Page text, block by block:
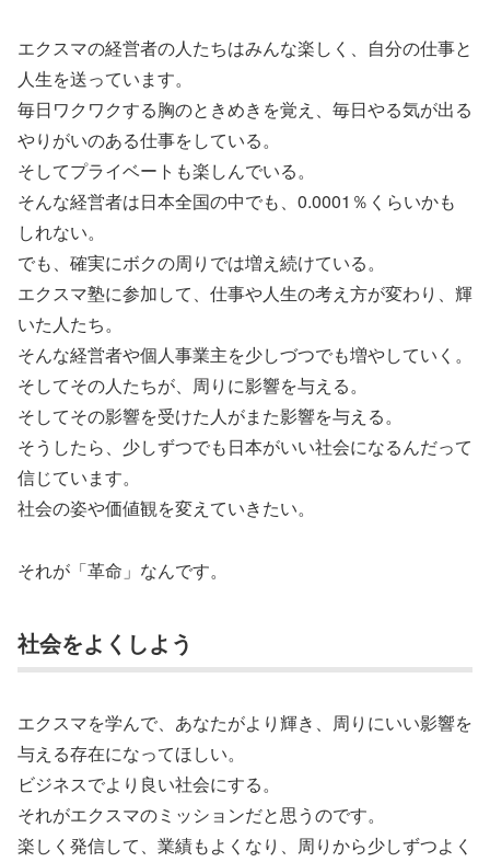
エクスマの経営者の人たちはみんな楽しく、自分の仕事と
人生を送っています。
毎日ワクワクする胸のときめきを覚え、毎日やる気が出る
やりがいのある仕事をしている。
そしてプライベートも楽しんでいる。
そんな経営者は日本全国の中でも、0.0001％くらいかも
しれない。
でも、確実にボクの周りでは増え続けている。
エクスマ塾に参加して、仕事や人生の考え方が変わり、輝
いた人たち。
そんな経営者や個人事業主を少しづつでも増やしていく。
そしてその人たちが、周りに影響を与える。
そしてその影響を受けた人がまた影響を与える。
そうしたら、少しずつでも日本がいい社会になるんだって
信じています。
社会の姿や価値観を変えていきたい。
それが「革命」なんです。
社会をよくしよう
エクスマを学んで、あなたがより輝き、周りにいい影響を
与える存在になってほしい。
ビジネスでより良い社会にする。
それがエクスマのミッションだと思うのです。
楽しく発信して、業績もよくなり、周りから少しずつよく